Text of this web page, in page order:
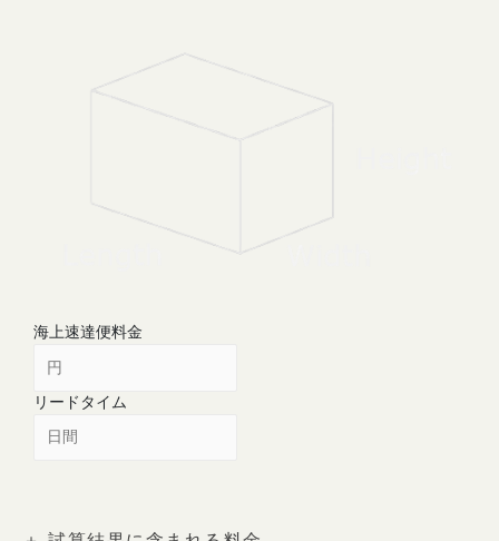
海上速達便料金
リードタイム